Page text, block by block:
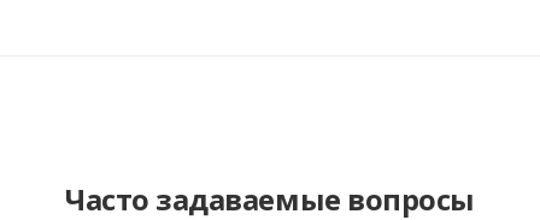
Часто задаваемые вопросы